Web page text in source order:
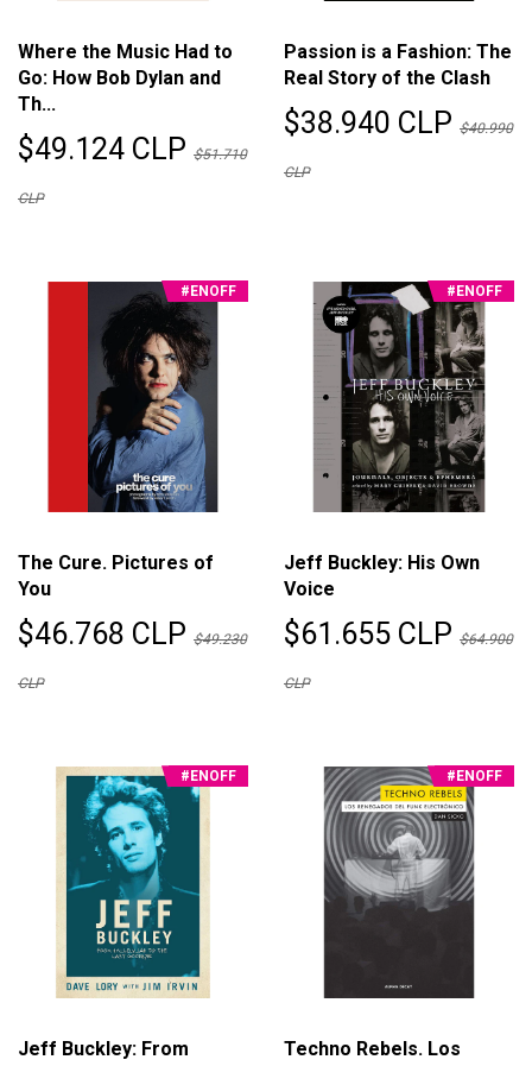
Where the Music Had to
Go: How Bob Dylan and
Th...
$49.124 CLP $51.710
CLP
Passion is a Fashion: The
Real Story of the Clash
$38.940 CLP $40.990
CLP
#ENOFF
The Cure. Pictures of
You
$46.768 CLP $49.230
CLP
#ENOFF
Jeff Buckley: His Own
Voice
$61.655 CLP $64.900
CLP
#ENOFF
Jeff Buckley: From
#ENOFF
Techno Rebels. Los